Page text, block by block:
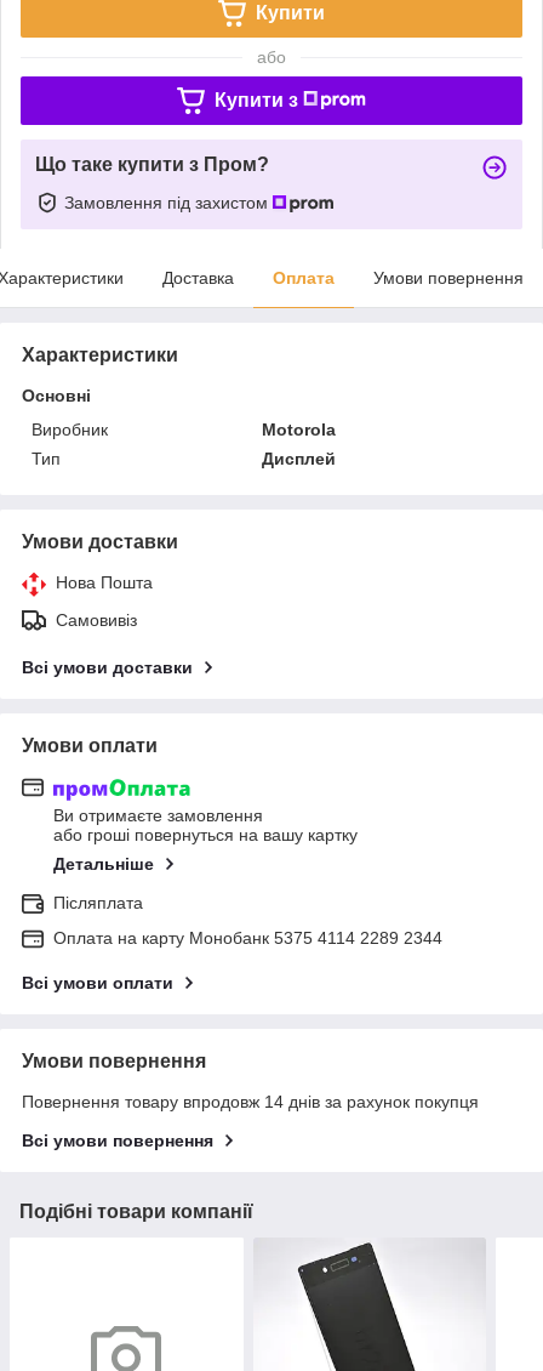
Купити
або
Купити з
Що таке купити з Пром?
Замовлення під захистом
Доставка Оплата Умови повернення
Характеристики
Основні
Виробник
Motorola
Тип
Дисплей
Умови доставки
Нова Пошта
Самовивіз
Всі умови доставки
Умови оплати
Ви отримаєте замовлення
або гроші повернуться на вашу картку
Детальніше
Післяплата
Оплата на карту Монобанк 5375 4114 2289 2344
Всі умови оплати
Умови повернення
Повернення товару впродовж 14 днів за рахунок покупця
Всі умови повернення
Подібні товари компанії